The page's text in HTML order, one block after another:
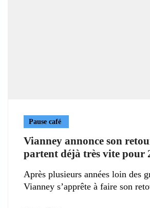
Pause café
Vianney annonce son
partent déjà très vite pour
Après plusieurs années loin des
Vianney s’apprête à faire son